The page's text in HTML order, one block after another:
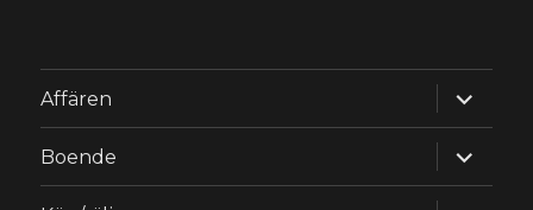
Affären
Boende